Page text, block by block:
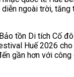
ngoài trời, tăng
tồn Di tích Cố
Huế 2026
gần hơn với công